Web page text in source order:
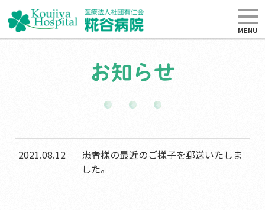
MENU
お知らせ
2021.08.12
患者様の最近のご様子を郵送いたしま
した。